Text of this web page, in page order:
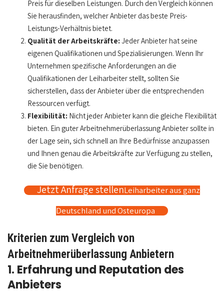
Preis für dieselben Leistungen. Durch den Vergleich können
Sie herausfinden, welcher Anbieter das beste Preis-
Leistungs-Verhältnis bietet.
Qualität der Arbeitskräfte: Jeder Anbieter hat seine
eigenen Qualifikationen und Spezialisierungen. Wenn Ihr
Unternehmen spezifische Anforderungen an die
Qualifikationen der Leiharbeiter stellt, sollten Sie
sicherstellen, dass der Anbieter über die entsprechenden
Ressourcen verfügt.
Flexibilität: Nicht jeder Anbieter kann die gleiche Flexibilität
bieten. Ein guter Arbeitnehmerüberlassung Anbieter sollte in
der Lage sein, sich schnell an Ihre Bedürfnisse anzupassen
und Ihnen genau die Arbeitskräfte zur Verfügung zu stellen,
die Sie benötigen.
Jetzt Anfrage stellenLeiharbeiter aus ganz
Deutschland und Osteuropa
Kriterien zum Vergleich von
Arbeitnehmerüberlassung Anbietern
1. Erfahrung und Reputation des
Anbieters